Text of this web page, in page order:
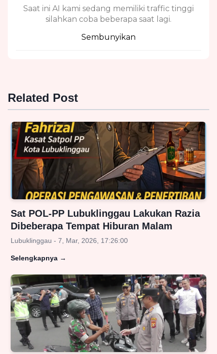
Saat ini AI kami sedang memiliki traffic tinggi
silahkan coba beberapa saat lagi.
Sembunyikan
Related Post
Sat POL-PP Lubuklinggau Lakukan Razia
Dibeberapa Tempat Hiburan Malam
Lubuklinggau - 7, Mar, 2026, 17:26:00
Selengkapnya →